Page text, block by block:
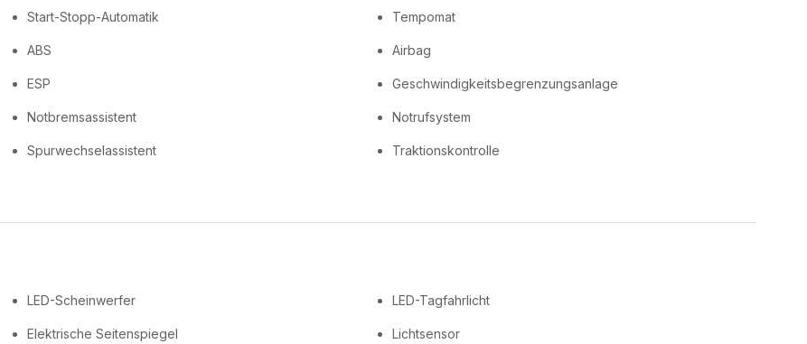
Start-Stopp-Automatik Tempomat
ABS Airbag
ESP Geschwindigkeitsbegrenzungsanlage
Notbremsassistent Notrufsystem
Spurwechselassistent Traktionskontrolle
LED-Scheinwerfer LED-Tagfahrlicht
Elektrische Seitenspiegel Lichtsensor